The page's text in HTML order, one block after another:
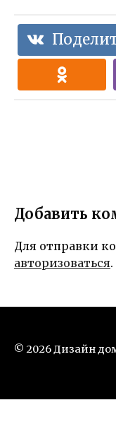
Добавить
Для отправки
авторизоваться.
© 2026 Дизайн